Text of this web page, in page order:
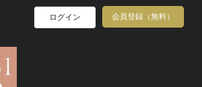
ログイン 会員登録（無料）